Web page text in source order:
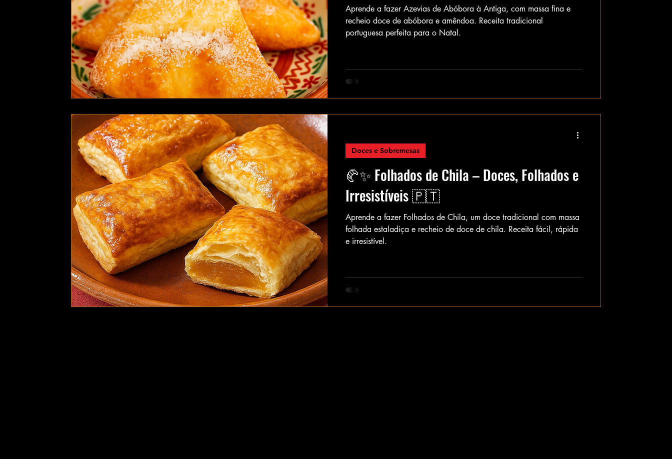
Aprende a fazer Azevias de Abóbora à Antiga, com massa fina e
recheio doce de abóbora e amêndoa. Receita tradicional
portuguesa perfeita para o Natal.
🥐✨ Folhados de Chila – Doces, Folhados e
Irresistíveis 🇵🇹
Aprende a fazer Folhados de Chila, um doce tradicional com massa
folhada estaladiça e recheio de doce de chila. Receita fácil, rápida
e irresistível.
Doces e Sobremesas